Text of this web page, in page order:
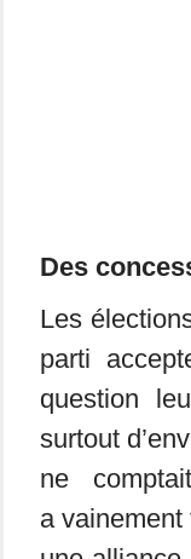
Des
Les
parti
question
surtout
ne
a vainement